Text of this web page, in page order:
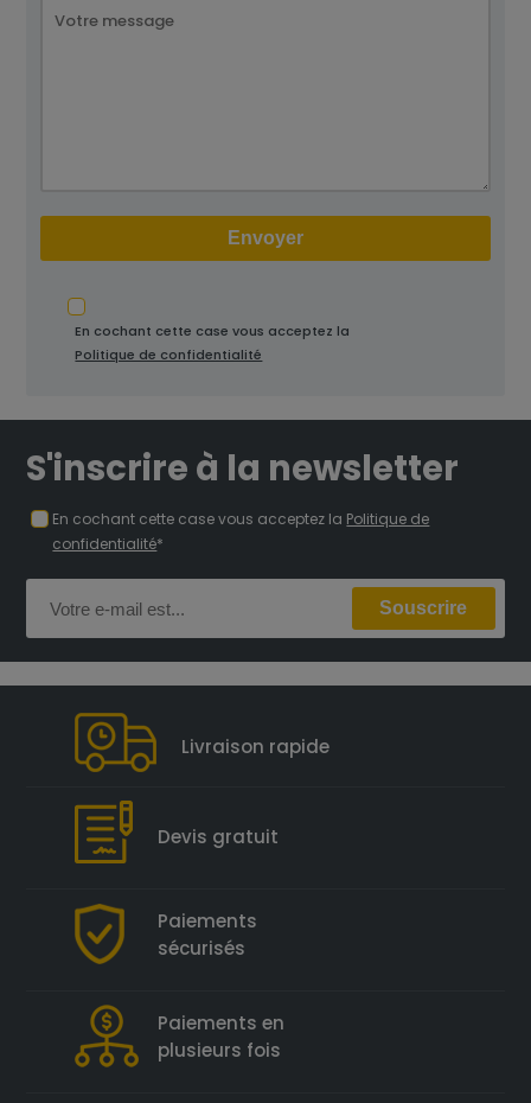
En cochant cette case vous acceptez la
Politique de confidentialité
S'inscrire à la newsletter
En cochant cette case vous acceptez la Politique de
confidentialité*
Livraison rapide
Devis gratuit
Paiements
sécurisés
Paiements en
plusieurs fois